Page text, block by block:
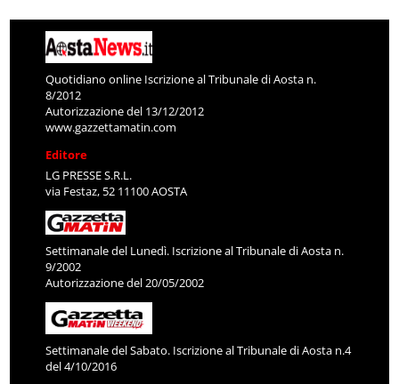
Quotidiano online Iscrizione al Tribunale di Aosta n.
8/2012
Autorizzazione del 13/12/2012
www.gazzettamatin.com
Editore
LG PRESSE S.R.L.
via Festaz, 52 11100 AOSTA
Settimanale del Lunedì. Iscrizione al Tribunale di Aosta n.
9/2002
Autorizzazione del 20/05/2002
Settimanale del Sabato. Iscrizione al Tribunale di Aosta n.4
del 4/10/2016